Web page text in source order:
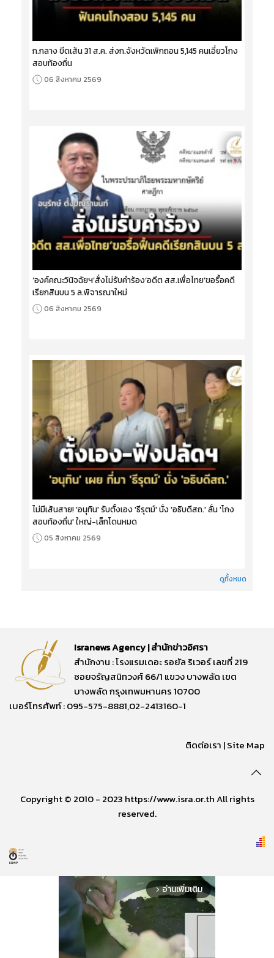
ก.กลาง ขีดเส้น 31 ส.ค. ส่งก.จังหวัดเพิกถอน 5,145 คนเอี่ยวโกง
สอบท้องถิ่น
06 สิงหาคม 2569
‘องค์คณะวินิจฉัยฯ’สั่งไม่รับคำร้อง‘อดีต สส.เพื่อไทย’ขอรื้อคดี
เรียกสินบน 5 ล.พิจารณาใหม่
06 สิงหาคม 2569
ไม่มีเส้นสาย! 'อนุทิน' รับตั้งเอง 'ธีรุตม์' นั่ง 'อธิบดีสถ.' ลั่น 'โกง
สอบท้องถิ่น' ใหญ่-เล็กโดนหมด
05 สิงหาคม 2569
ดูทั้งหมด
Isranews Agency | สำนักข่าวอิศรา
สำนักงาน : โรงแรมเดอะ รอยัล ริเวอร์ เลขที่ 219
ซอยจรัญสนิทวงศ์ 66/1 แขวง บางพลัด เขต
บางพลัด กรุงเทพมหานคร 10700
เบอร์โทรศัพท์ : 095-575-8881,02-2413160-1
ติดต่อเรา |Site Map
Copyright © 2010 - 2023 https://www.isra.or.th All rights
reserved.
arrow_forward_ios อ่านเพิ่มเติม